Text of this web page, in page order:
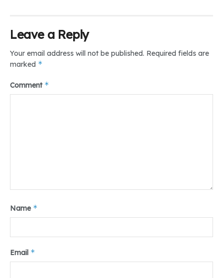
Leave a Reply
Your email address will not be published. Required fields are
marked *
Comment *
Name *
Email *